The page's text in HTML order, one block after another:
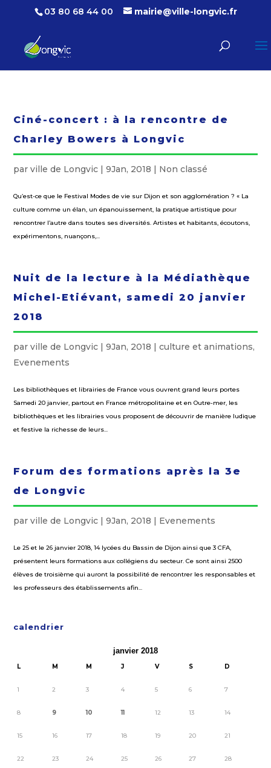
03 80 68 44 00 mairie@ville-longvic.fr
Ciné-concert : à la rencontre de
Charley Bowers à Longvic
parville de Longvic |9Jan, 2018 | Non classé
Qu’est-ce que le Festival Modes de vie sur Dijon et son agglomération ? « La
culture comme un élan, un épanouissement, la pratique artistique pour
rencontrer l’autre dans toutes ses diversités. Artistes et habitants, écoutons,
expérimentons, nuançons,...
Nuit de la lecture à la Médiathèque
Michel-Etiévant, samedi 20 janvier
2018
parville de Longvic |9Jan, 2018 |culture et animations,
Evenements
Les bibliothèques et librairies de France vous ouvrent grand leurs portes
Samedi 20 janvier, partout en France métropolitaine et en Outre-mer, les
bibliothèques et les librairies vous proposent de découvrir de manière ludique
et festive la richesse de leurs...
Forum des formations après la 3e
de Longvic
parville de Longvic |9Jan, 2018 | Evenements
Le 25 et le 26 janvier 2018, 14 lycées du Bassin de Dijon ainsi que 3 CFA,
présentent leurs formations aux collégiens du secteur. Ce sont ainsi 2500
élèves de troisième qui auront la possibilité de rencontrer les responsables et
les professeurs des établissements afin...
calendrier
janvier 2018
L M M J V S D
1 2 3 4 5 6 7
8 9 10 11 12 13 14
15 16 17 18 19 20 21
22 23 24 25 26 27 28